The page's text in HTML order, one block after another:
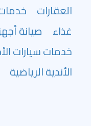
العقارات
غذاء
صيانة
خدمات سيارات
الأندية الرياضية